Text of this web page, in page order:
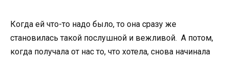
Когда ей что-то надо было, то она сразу же
становилась такой послушной и вежливой. А потом,
когда получала от нас то, что хотела, снова начинала